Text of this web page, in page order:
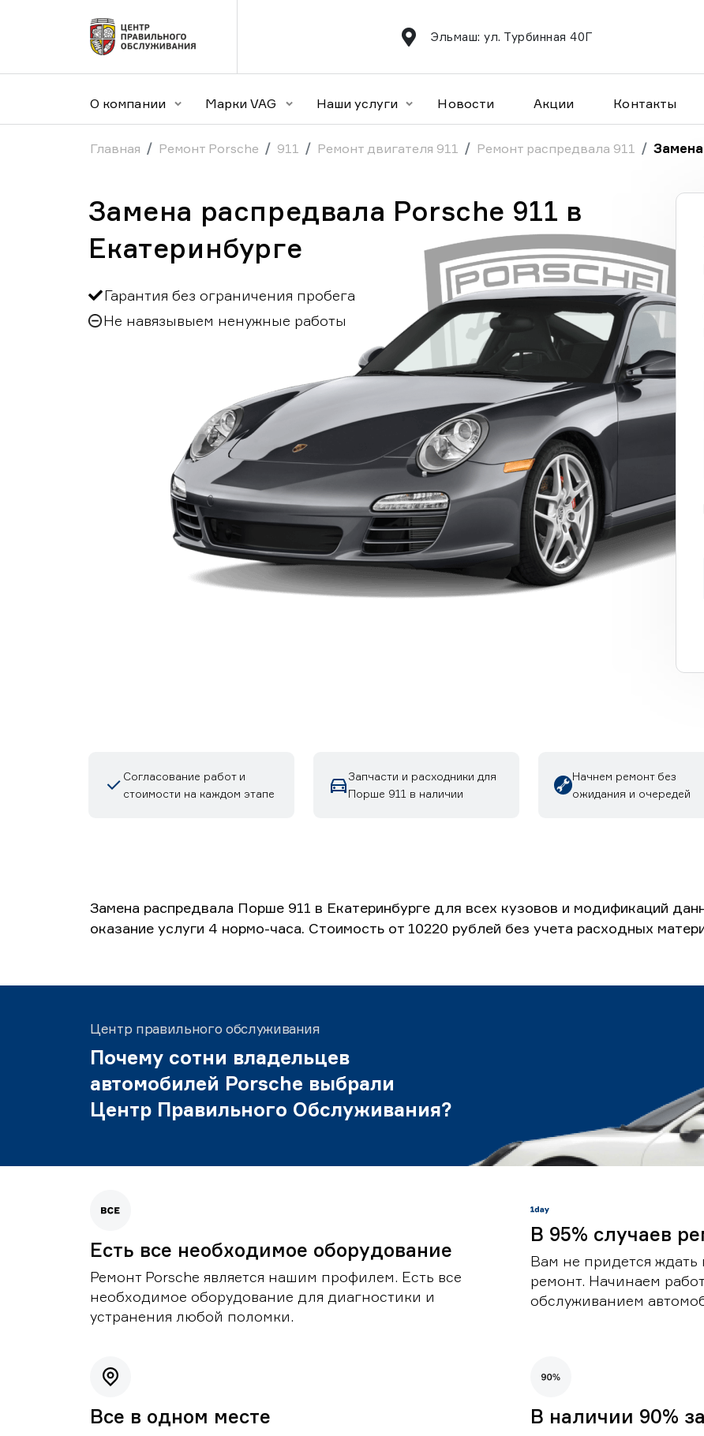
Эльмаш: ул. Турбинная 40Г
О компании Марки VAG Наши услуги Новости Акции Контакты
Главная Ремонт Porsche 911 Ремонт двигателя 911 Ремонт распредвала 911
Замена распредвала Porsche 911 в
Екатеринбурге
Гарантия без ограничения пробега
Не навязывыем ненужные работы
Согласование работ и
стоимости на каждом этапе
Запчасти и расходники для
Порше 911 в наличии
Начнем ремонт без
ожидания и очередей
Замена распредвала Порше 911 в Екатеринбурге для всех кузовов и модификаций
оказание услуги 4 нормо-часа. Стоимость от 10220 рублей без учета расходных
Центр правильного обслуживания
Почему сотни владельцев
автомобилей Porsche выбрали
Центр Правильного Обслуживания?
Есть все необходимое оборудование
Ремонт Porsche является нашим профилем. Есть все
необходимое оборудование для диагностики и
устранения любой поломки.
В 95% случаев
Вам не придется ждать
ремонт. Начинаем
обслуживанием
Все в одном месте В наличии 90%